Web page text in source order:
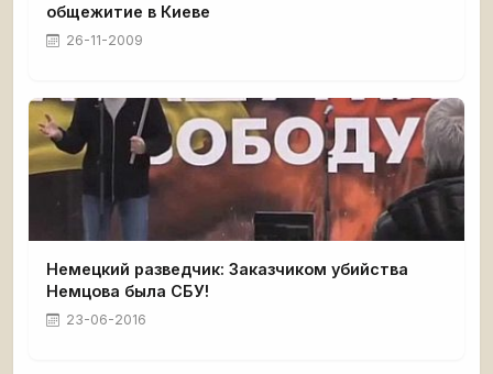
общежитие в Киеве
26-11-2009
Немецкий разведчик: Заказчиком убийства
Немцова была СБУ!
23-06-2016